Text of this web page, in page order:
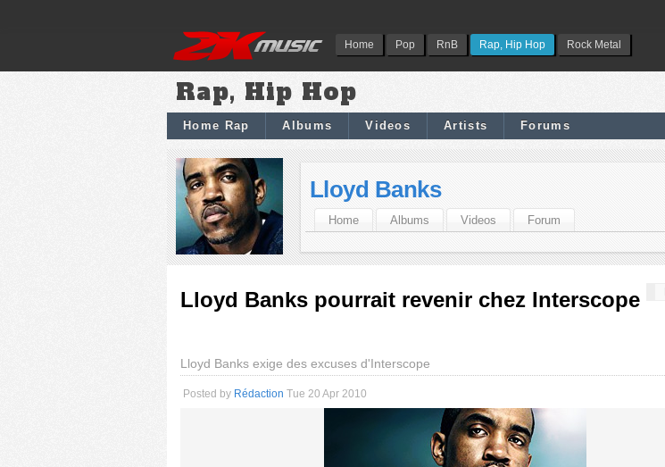
Home Pop RnB Rap, Hip Hop Rock Metal
Rap, Hip Hop
Home Rap Albums Videos Artists Forums
Lloyd Banks
Home Albums Videos Forum
Lloyd Banks pourrait revenir chez Interscope
Lloyd Banks exige des excuses d'Interscope
Posted by Rédaction Tue 20 Apr 2010